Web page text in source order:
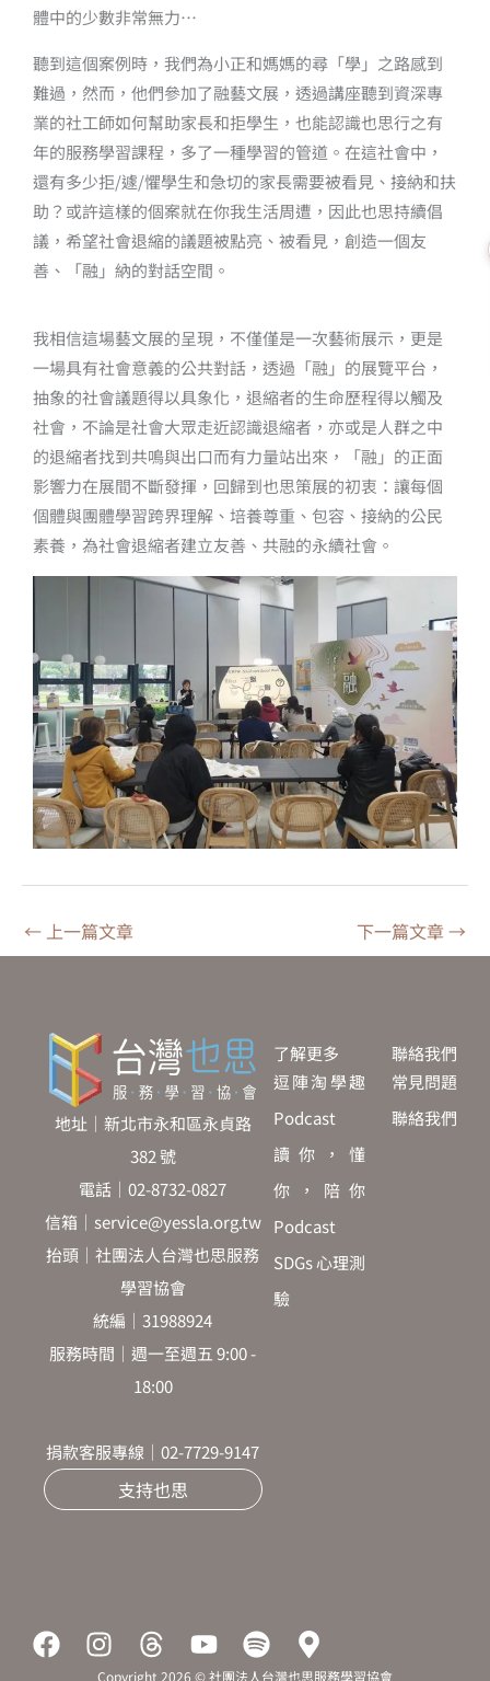
體中的少數非常無力…
聽到這個案例時，我們為小正和媽媽的尋「學」之路感到
難過，然而，他們參加了融藝文展，透過講座聽到資深專
業的社工師如何幫助家長和拒學生，也能認識也思行之有
年的服務學習課程，多了一種學習的管道。在這社會中，
還有多少拒/遽/懼學生和急切的家長需要被看見、接納和扶
助？或許這樣的個案就在你我生活周遭，因此也思持續倡
議，希望社會退縮的議題被點亮、被看見，創造一個友
善、「融」納的對話空間。
我相信這場藝文展的呈現，不僅僅是一次藝術展示，更是
一場具有社會意義的公共對話，透過「融」的展覽平台，
抽象的社會議題得以具象化，退縮者的生命歷程得以觸及
社會，不論是社會大眾走近認識退縮者，亦或是人群之中
的退縮者找到共鳴與出口而有力量站出來，「融」的正面
影響力在展間不斷發揮，回歸到也思策展的初衷：讓每個
個體與團體學習跨界理解、培養尊重、包容、接納的公民
素養，為社會退縮者建立友善、共融的永續社會。
← 上一篇文章 下一篇文章 →
了解更多
逗陣淘學趣
Podcast
讀你，懂
你，陪你
Podcast
SDGs 心理測
驗
地址｜新北市永和區永貞路
382 號
電話｜02-8732-0827
信箱｜service@yessla.org.tw
抬頭｜社團法人台灣也思服務
學習協會
統編｜31988924
服務時間｜週一至週五 9:00 -
18:00
捐款客服專線｜02-7729-9147
支持也思
聯絡我們
常見問題
聯絡我們
F
a
I
n
T
h
Y
o
S
p
M
a
Copyright 2026 © 社團法人台灣也思服務學習協會